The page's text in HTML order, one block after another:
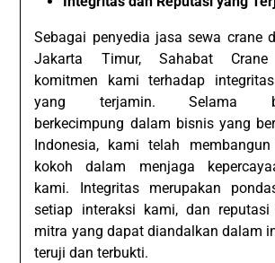
Sebagai penyedia jasa sewa crane
Jakarta Timur, Sahabat Crane
komitmen kami terhadap
yang terjamin. Selama
berkecimpung dalam bisnis yang
Indonesia, kami telah
kokoh dalam menjaga
kami. Integritas merupakan
setiap interaksi kami, dan
mitra yang dapat diandalkan dalam
teruji dan terbukti.